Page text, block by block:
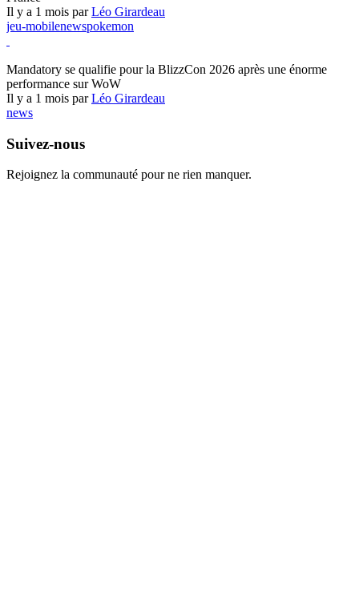
Il y a 1 mois parLéo Girardeau
jeu-mobilenewspokemon
Mandatory se qualifie pour la BlizzCon 2026 après une énorme
performance sur WoW
Il y a 1 mois parLéo Girardeau
news
Suivez-nous
Rejoignez la communauté pour ne rien manquer.